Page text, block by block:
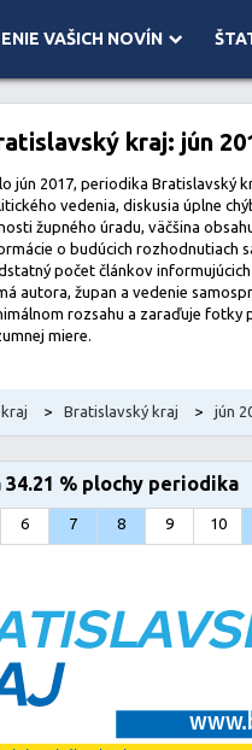
VAŠICH NOVÍN
Imagery ©Mapbox
kraj: jún
jún 2017, periodika Bratislavský
vedenia, diskusia úplne
župného úradu, väčšina
o budúcich rozhodnutiach
počet článkov
autora, župan a vedenie
rozsahu a zaraďuje fotky
miere.
> Bratislavský kraj > jún
% plochy periodika
6 7 8 9 10